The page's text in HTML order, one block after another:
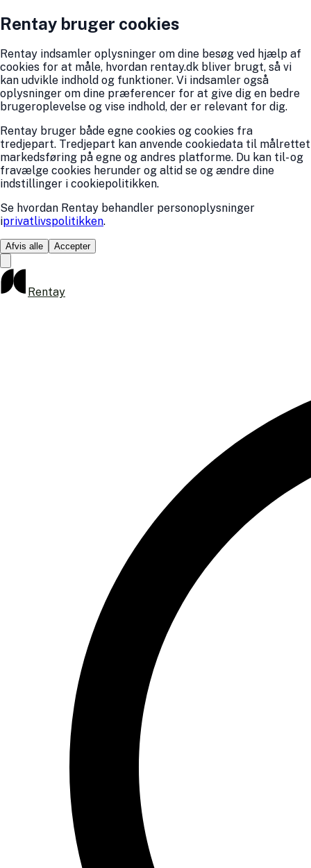
Rentay bruger cookies
Rentay indsamler oplysninger om dine besøg ved hjælp af
cookies for at måle, hvordan rentay.dk bliver brugt, så vi
kan udvikle indhold og funktioner. Vi indsamler også
oplysninger om dine præferencer for at give dig en bedre
brugeroplevelse og vise indhold, der er relevant for dig.
Rentay bruger både egne cookies og cookies fra
tredjepart. Tredjepart kan anvende cookiedata til målrettet
markedsføring på egne og andres platforme. Du kan til- og
fravælge cookies herunder og altid se og ændre dine
indstillinger i cookiepolitikken.
Se hvordan Rentay behandler personoplysninger
iprivatlivspolitikken.
Afvis alle Accepter
Rentay